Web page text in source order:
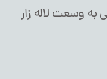
به وسعت لاله زار